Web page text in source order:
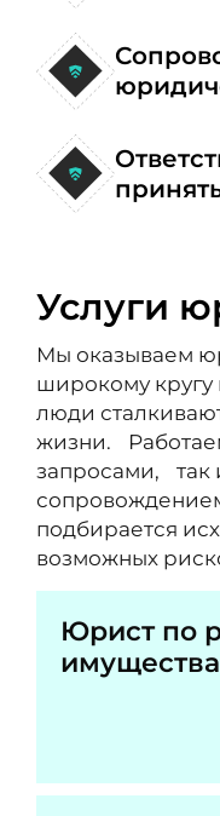
Услуги
Мы оказываем
широкому кругу
люди
жизни.
запросами, так
подбирается
возможных
Юрист по
имущества